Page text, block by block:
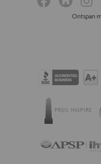
Ontspan
PRIJS INSPIRE